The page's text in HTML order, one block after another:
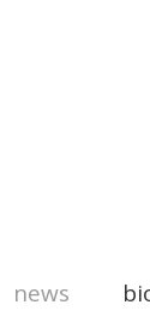
news